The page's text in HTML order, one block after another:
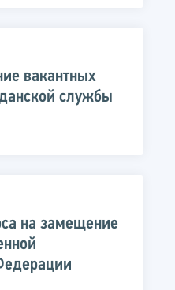
вакантных
службы
на замещение